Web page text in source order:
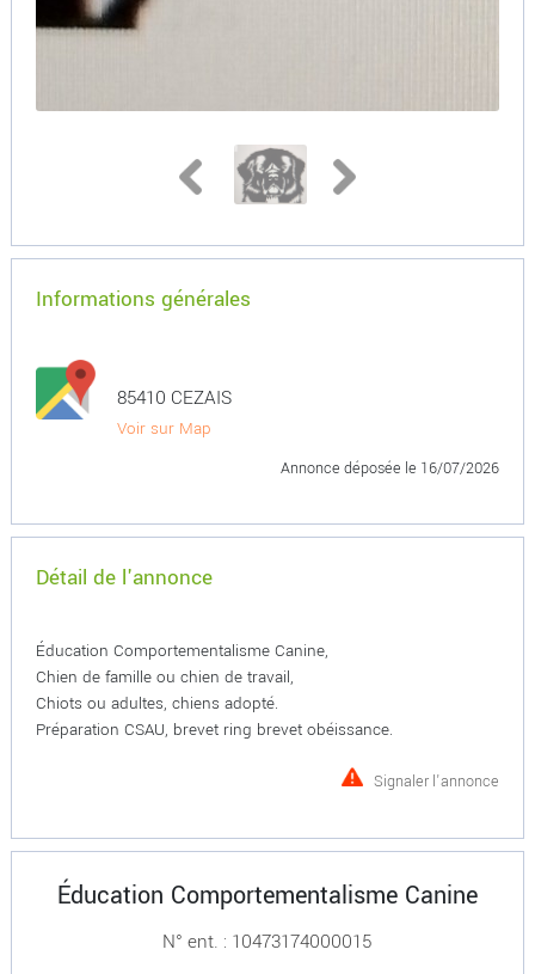
Informations générales
85410 CEZAIS
Voir sur Map
Annonce déposée le 16/07/2026
Détail de l'annonce
Éducation Comportementalisme Canine,
Chien de famille ou chien de travail,
Chiots ou adultes, chiens adopté.
Préparation CSAU, brevet ring brevet obéissance.
Signaler l'annonce
Éducation Comportementalisme Canine
N° ent. : 10473174000015